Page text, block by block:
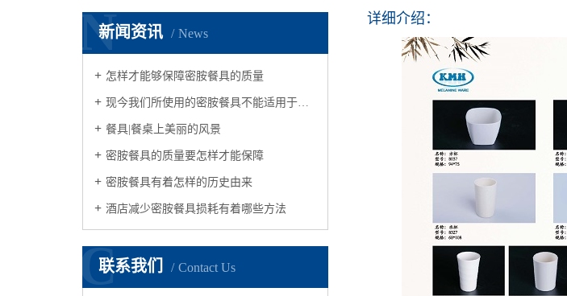
新闻资讯 News
N
怎样才能够保障密胺餐具的质量
现今我们所使用的密胺餐具不能适用于微波炉
餐具|餐桌上美丽的风景
密胺餐具的质量要怎样才能保障
密胺餐具有着怎样的历史由来
酒店减少密胺餐具损耗有着哪些方法
联系我们 Contact Us
C
详细介绍：